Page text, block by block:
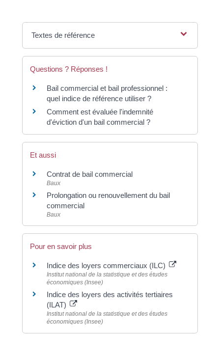
Textes de référence
Questions ? Réponses !
Bail commercial et bail professionnel :
quel indice de référence utiliser ?
Comment est évaluée l'indemnité
d'éviction d'un bail commercial ?
Et aussi
Contrat de bail commercial
Baux
Prolongation ou renouvellement du bail
commercial
Baux
Pour en savoir plus
Indice des loyers commerciaux (ILC)
Institut national de la statistique et des études
économiques (Insee)
Indice des loyers des activités tertiaires
(ILAT)
Institut national de la statistique et des études
économiques (Insee)